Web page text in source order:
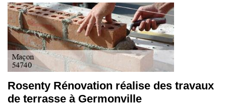
Rosenty Rénovation réalise des travaux
de terrasse à Germonville